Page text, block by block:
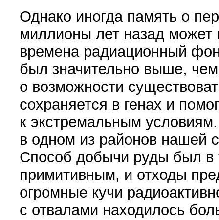
Однако иногда память о
миллионы лет назад может
времена радиационный
был значительно выше,
о возможности
сохраняется в генах и
к экстремальным
в одном из районов нашей
Способ добычи руды был в
примитивным, и отходы
огромные кучи
с отвалами находилось